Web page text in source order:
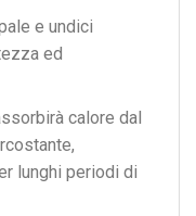
e undici
ed
calore dal
lunghi periodi di